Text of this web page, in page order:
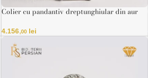
Colier cu pandantiv dreptunghiular din aur
4.156,00lei